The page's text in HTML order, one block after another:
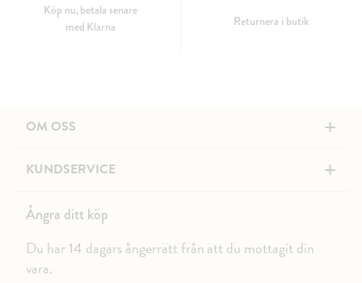
Köp nu, betala senare
med Klarna
Returnera i butik
OM OSS +
KUNDSERVICE +
Ångra ditt köp
Du har 14 dagars ångerrätt från att du mottagit din
vara.